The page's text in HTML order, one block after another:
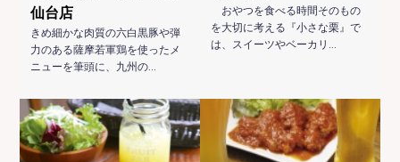
仙台店
きめ細かな肉質の六白黒豚や弾
力のある薩摩若軍鶏を使ったメ
ニューを筆頭に、九州の…
おやつを食べる時間そのもの
を大切に考える『小さな栗』で
は、スイーツやベーカリ…